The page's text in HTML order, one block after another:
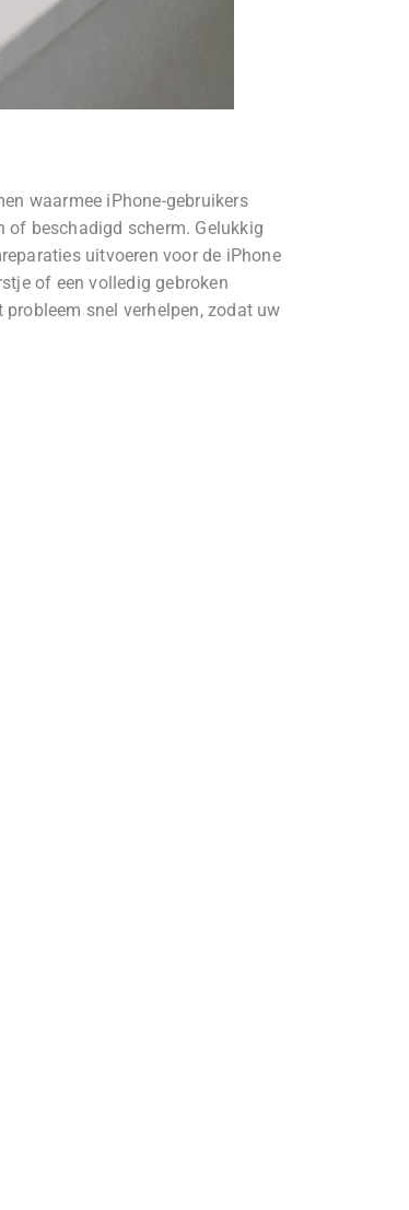
waarmee iPhone-gebruikers
of beschadigd scherm. Gelukkig
uitvoeren voor de iPhone
of een volledig gebroken
snel verhelpen, zodat uw